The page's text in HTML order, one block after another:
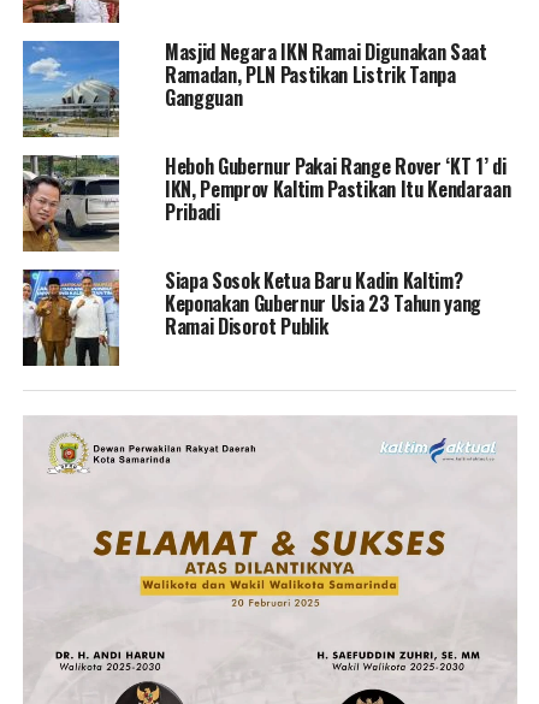
Masjid Negara IKN Ramai Digunakan Saat
Ramadan, PLN Pastikan Listrik Tanpa
Gangguan
Heboh Gubernur Pakai Range Rover ‘KT 1’ di
IKN, Pemprov Kaltim Pastikan Itu Kendaraan
Pribadi
Siapa Sosok Ketua Baru Kadin Kaltim?
Keponakan Gubernur Usia 23 Tahun yang
Ramai Disorot Publik